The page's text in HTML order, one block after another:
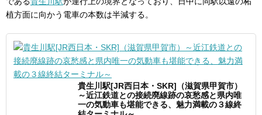
植方面に向かう電車の本数は半減する。
貴生川駅[JR西日本・SKR]（滋賀県甲賀市）
～近江鉄道との接続廃線跡の哀愁感と県内唯
一の気動車も堪能できる、魅力満載の３線終